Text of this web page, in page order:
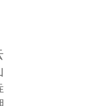
月亮》三麦
瓷》一麦
》二麦
花开》三麦：歌
再借五百年》三麦
们晚会祝贺词，
会开始。
持和片花下麦，
位主持同时上麦
第一篇章【感谢
天】。